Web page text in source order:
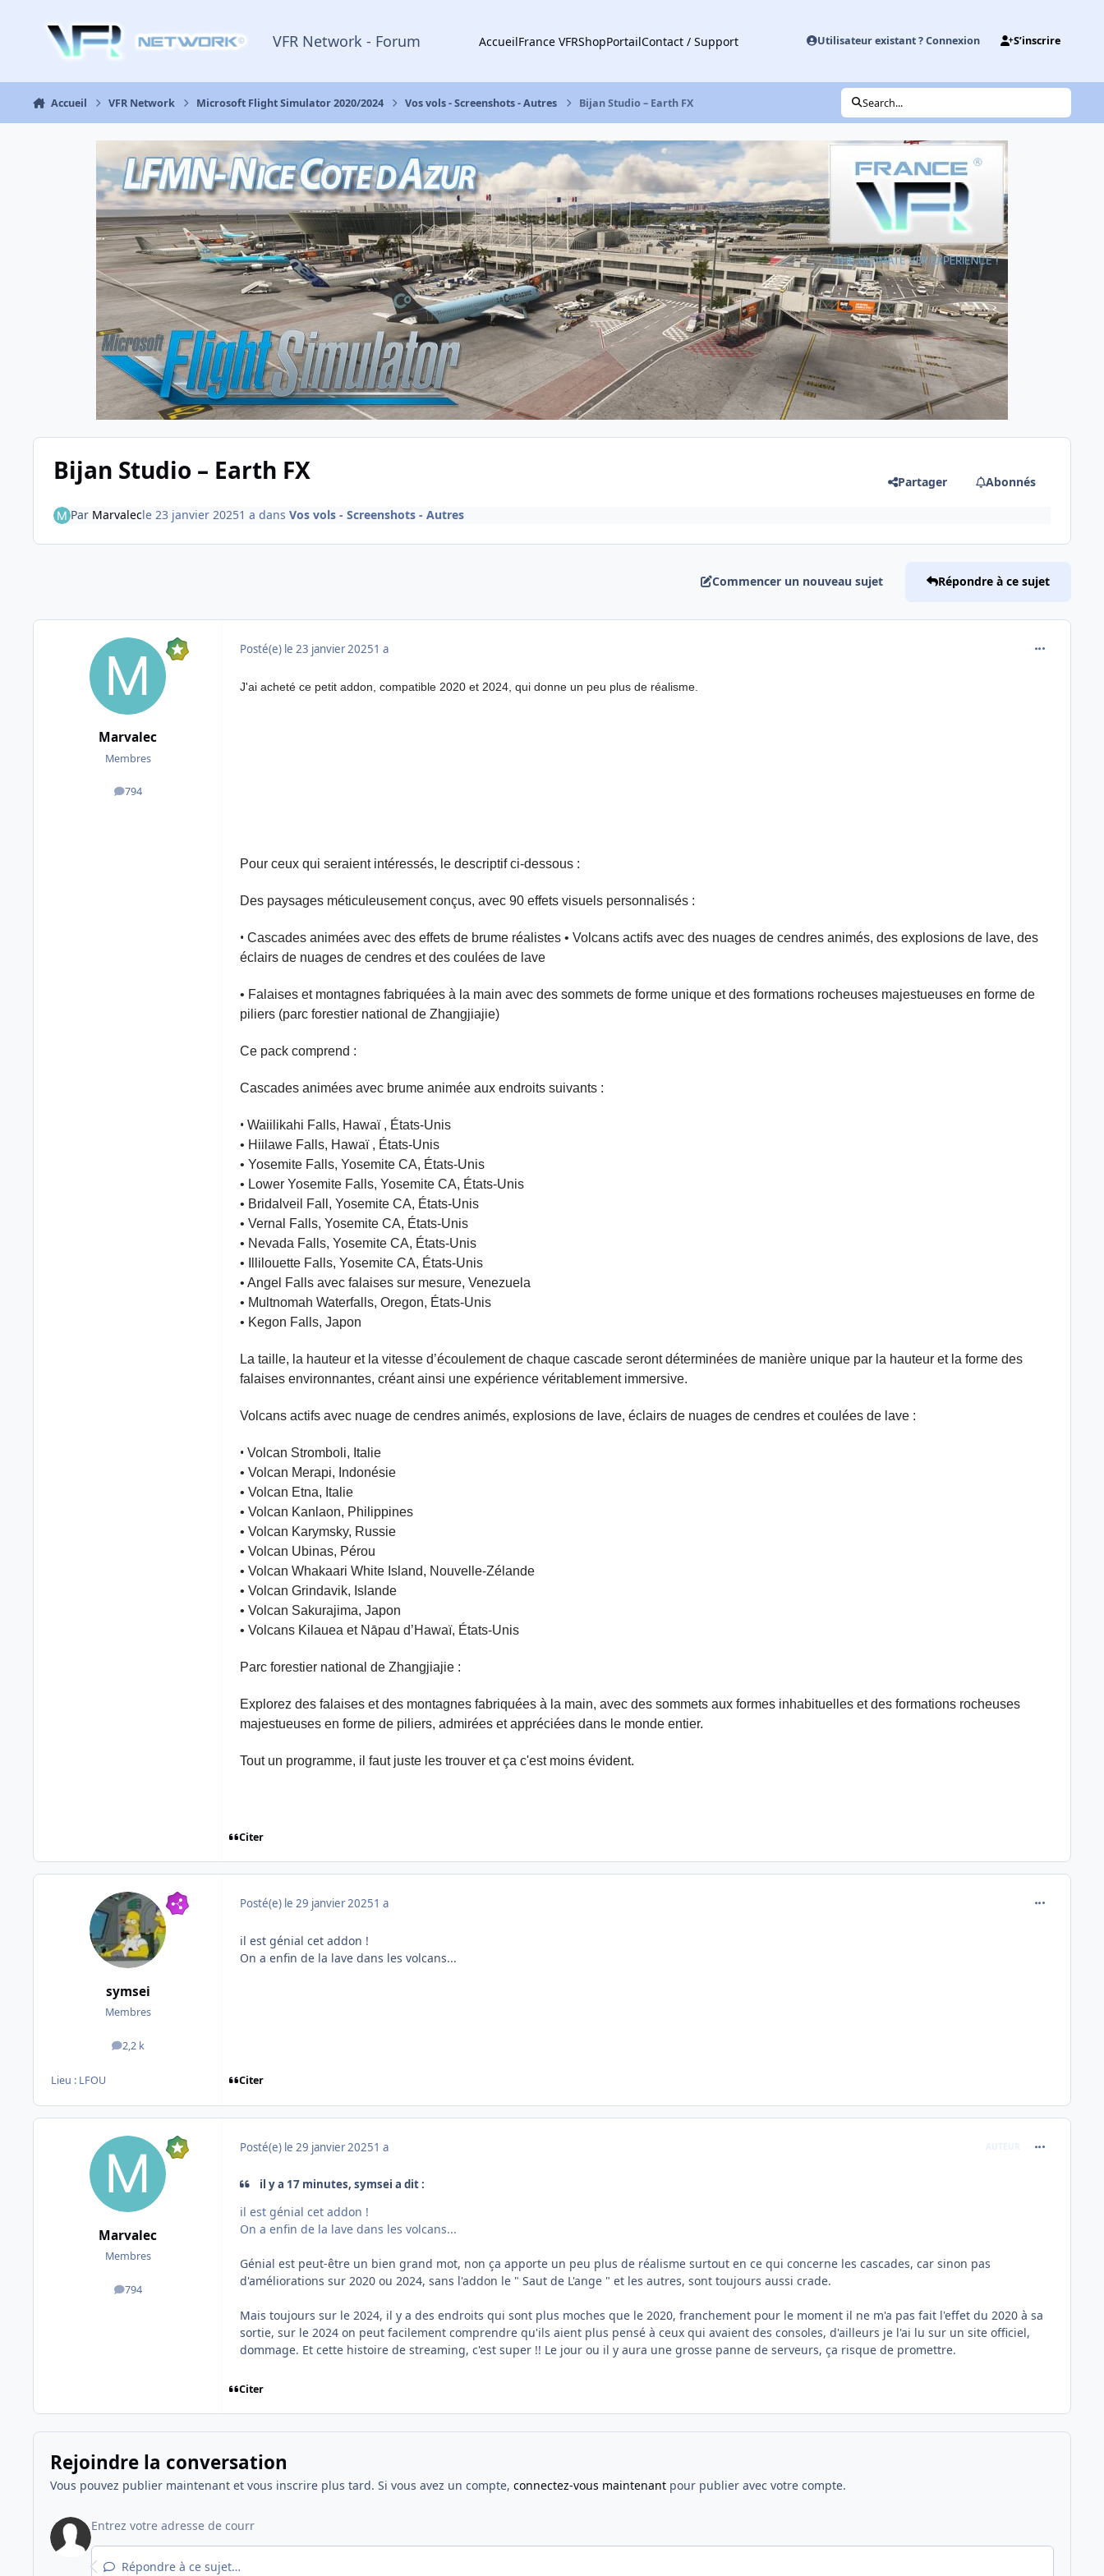
VFR Network - Forum AccueilFrance VFRShopPortailContact / Support Utilisateur existant ? Connexion S’inscrire
Accueil VFR Network Microsoft Flight Simulator 2020/2024 Vos vols - Screenshots - Autres Bijan Studio – Earth FX Search...
Bijan Studio – Earth FX Partager Abonnés
Par Marvalecle 23 janvier 20251 a dans Vos vols - Screenshots - Autres
Commencer un nouveau sujet Répondre à ce sujet
Marvalec
Membres
794
messages
Posté(e) le 23 janvier 20251 a
J'ai acheté ce petit addon, compatible 2020 et 2024, qui donne un peu plus de réalisme.
Pour ceux qui seraient intéressés, le descriptif ci-dessous :
Des paysages méticuleusement conçus, avec 90 effets visuels personnalisés :
• Cascades animées avec des effets de brume réalistes • Volcans actifs avec des nuages de cendres animés, des explosions de lave, des
éclairs de nuages de cendres et des coulées de lave
• Falaises et montagnes fabriquées à la main avec des sommets de forme unique et des formations rocheuses majestueuses en forme de
piliers (parc forestier national de Zhangjiajie)
Ce pack comprend :
Cascades animées avec brume animée aux endroits suivants :
• Waiilikahi Falls, Hawaï , États-Unis
• Hiilawe Falls, Hawaï , États-Unis
• Yosemite Falls, Yosemite CA, États-Unis
• Lower Yosemite Falls, Yosemite CA, États-Unis
• Bridalveil Fall, Yosemite CA, États-Unis
• Vernal Falls, Yosemite CA, États-Unis
• Nevada Falls, Yosemite CA, États-Unis
• Illilouette Falls, Yosemite CA, États-Unis
• Angel Falls avec falaises sur mesure, Venezuela
• Multnomah Waterfalls, Oregon, États-Unis
• Kegon Falls, Japon
La taille, la hauteur et la vitesse d’écoulement de chaque cascade seront déterminées de manière unique par la hauteur et la forme des
falaises environnantes, créant ainsi une expérience véritablement immersive.
Volcans actifs avec nuage de cendres animés, explosions de lave, éclairs de nuages de cendres et coulées de lave :
• Volcan Stromboli, Italie
• Volcan Merapi, Indonésie
• Volcan Etna, Italie
• Volcan Kanlaon, Philippines
• Volcan Karymsky, Russie
• Volcan Ubinas, Pérou
• Volcan Whakaari White Island, Nouvelle-Zélande
• Volcan Grindavik, Islande
• Volcan Sakurajima, Japon
• Volcans Kilauea et Nāpau d’Hawaï, États-Unis
Parc forestier national de Zhangjiajie :
Explorez des falaises et des montagnes fabriquées à la main, avec des sommets aux formes inhabituelles et des formations rocheuses
majestueuses en forme de piliers, admirées et appréciées dans le monde entier.
Tout un programme, il faut juste les trouver et ça c'est moins évident.
Citer
symsei
Membres
2,2 k
messages
Lieu : LFOU
Posté(e) le 29 janvier 20251 a
il est génial cet addon !
On a enfin de la lave dans les volcans...
Citer
Marvalec
Membres
794
messages
Posté(e) le 29 janvier 20251 a AUTEUR
il y a 17 minutes, symsei a dit :
il est génial cet addon !
On a enfin de la lave dans les volcans...
Génial est peut-être un bien grand mot, non ça apporte un peu plus de réalisme surtout en ce qui concerne les cascades, car sinon pas
d'améliorations sur 2020 ou 2024, sans l'addon le " Saut de L'ange " et les autres, sont toujours aussi crade.
Mais toujours sur le 2024, il y a des endroits qui sont plus moches que le 2020, franchement pour le moment il ne m'a pas fait l'effet du 2020 à sa
sortie, sur le 2024 on peut facilement comprendre qu'ils aient plus pensé à ceux qui avaient des consoles, d'ailleurs je l'ai lu sur un site officiel,
dommage. Et cette histoire de streaming, c'est super !! Le jour ou il y aura une grosse panne de serveurs, ça risque de promettre.
Citer
Rejoindre la conversation
Vous pouvez publier maintenant et vous inscrire plus tard. Si vous avez un compte, connectez-vous maintenantpour publier avec votre compte.
Répondre à ce sujet…